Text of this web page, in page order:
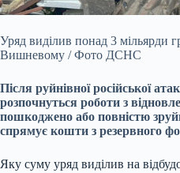
Уряд виділив понад 3 мільярди
Вишневому / Фото ДСНС
Після руйнівної російської
розпочнуться роботи з
пошкоджено або повністю
спрямує кошти з резервного
Яку суму уряд виділив на